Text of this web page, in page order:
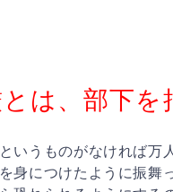
とは、部下
いうものがなければ万
身につけたように振舞